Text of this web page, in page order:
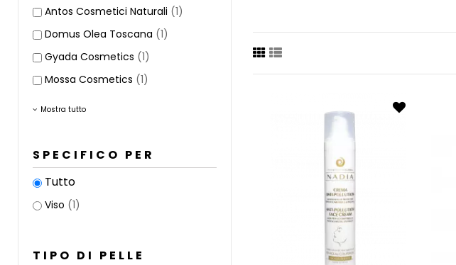
dell'idratazione della pelle.
La pelle seccatende a tirare
Antos Cosmetici Naturali (1)
Domus Olea Toscana (1)
Gyada Cosmetics (1)
Mossa Cosmetics (1)
Mostra tutto
SPECIFICO PER
Tutto
Viso (1)
TIPO DI PELLE